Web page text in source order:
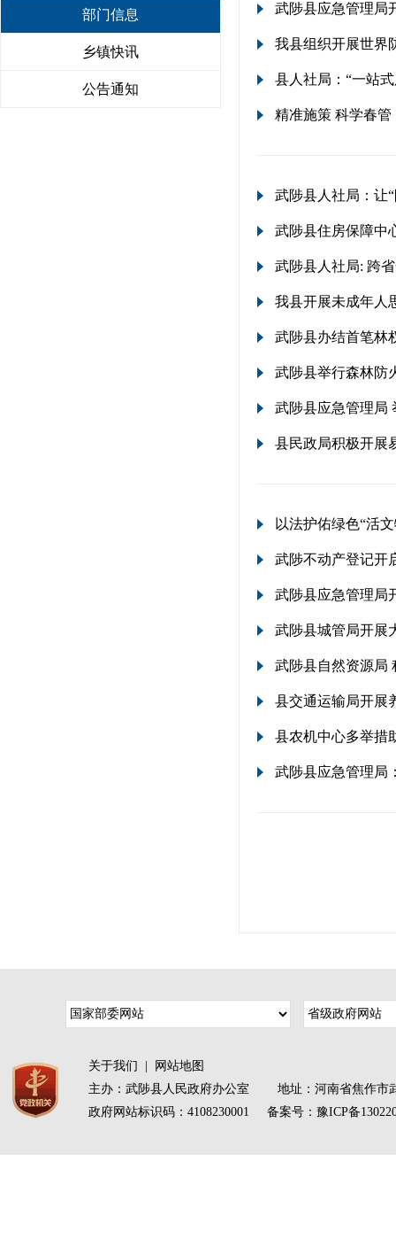
部门信息
乡镇快讯
公告通知
武陟县应急管理局
我县组织开展世界
县人社局：“一站
精准施策 科学春管
武陟县人社局：让
武陟县住房保障中
武陟县人社局: 跨
我县开展未成年人
武陟县办结首笔林
武陟县举行森林防
武陟县应急管理局
县民政局积极开展
以法护佑绿色“活
武陟不动产登记开
武陟县应急管理局
武陟县城管局开展
武陟县自然资源局
县交通运输局开展
县农机中心多举措
武陟县应急管理局
关于我们
网站地图
主办：武陟县人民政府办公室 地址：河南省焦作市
政府网站标识码：4108230001 备案号： 豫ICP备